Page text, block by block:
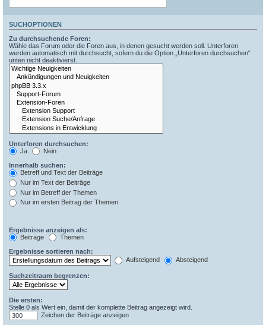
SUCHOPTIONEN
Zu durchsuchende Foren:
Wähle das Forum oder die Foren aus, in denen gesucht werden soll. Unterforen
werden automatisch mit durchsucht, sofern du die Option „Unterforen durchsuchen“
unten nicht deaktivierst.
Unterforen durchsuchen:
Ja
Nein
Innerhalb suchen:
Betreff und Text der Beiträge
Nur im Text der Beiträge
Nur im Betreff der Themen
Nur im ersten Beitrag der Themen
Ergebnisse anzeigen als:
Beiträge
Themen
Ergebnisse sortieren nach:
Aufsteigend
Absteigend
Suchzeitraum begrenzen:
Die ersten:
Stelle 0 als Wert ein, damit der komplette Beitrag angezeigt wird.
Zeichen der Beiträge anzeigen